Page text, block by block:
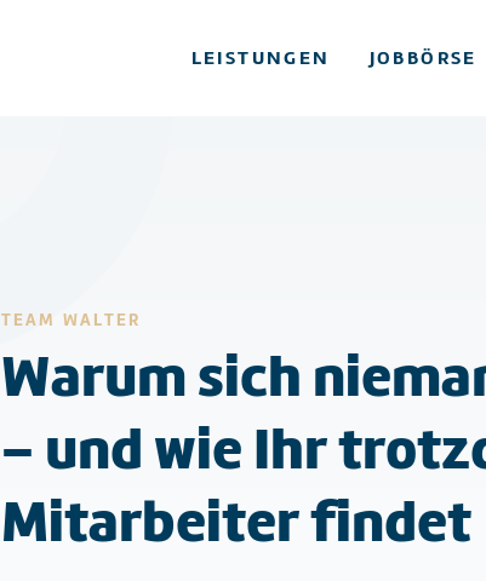
LEISTUNGEN JOBBÖRSE
TEAM WALTER
Warum sich
– und wie Ihr
Mitarbeiter findet